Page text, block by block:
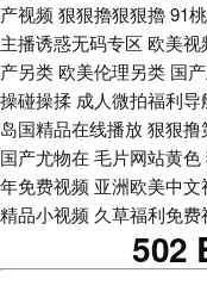
产视频 狠狠擼狠狠擼91
主播诱惑无码专区 欧美视
产另类 欧美伦理另类 国
操碰操揉 成人微拍福利导
岛国精品在线播放狠狠撸
国产尤物在 毛片网站黄色
年免费视频 亚洲欧美中文
精品小视频 久草福利免费
502